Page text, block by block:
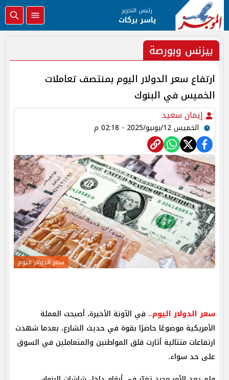
رئيس التحرير
ياسر بركات
بيزنس وبورصة
ارتفاع سعر الدولار اليوم بمنتصف تعاملات
الخميس في البنوك
إيمان سعيد
الخميس 12/يونيو/2025 - 02:18 م
سعر الدولار اليوم
سعر الدولار اليوم.. في الآونة الأخيرة، أصبحت العملة
الأمريكية موضوعًا حاضرًا بقوة في حديث الشارع، بعدما شهدت
ارتفاعات متتالية أثارت قلق المواطنين والمتعاملين في السوق
على حد سواء.